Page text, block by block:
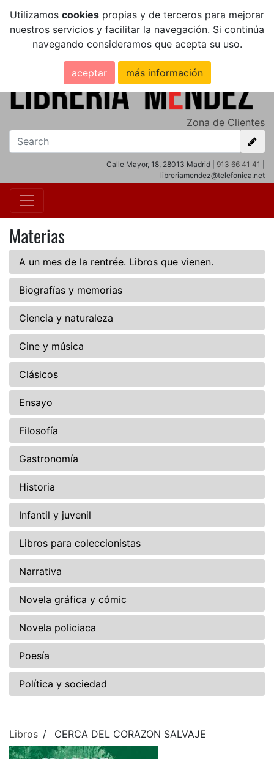
Utilizamos cookies propias y de terceros para mejorar
nuestros servicios y facilitar la navegación. Si continúa
navegando consideramos que acepta su uso.
aceptar más información
Zona de Clientes
Calle Mayor, 18, 28013 Madrid | 913 66 41 41
libreriamendez@telefonica.net
Materias
A un mes de la rentrée. Libros que vienen.
Biografías y memorias
Ciencia y naturaleza
Cine y música
Clásicos
Ensayo
Filosofía
Gastronomía
Historia
Infantil y juvenil
Libros para coleccionistas
Narrativa
Novela gráfica y cómic
Novela policiaca
Poesía
Política y sociedad
Libros CERCA DEL CORAZON SALVAJE